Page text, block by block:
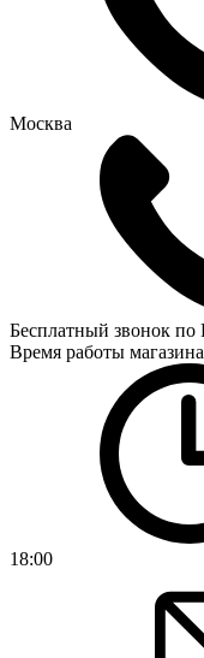
Москва
Бесплатный звонок по
Время работы
18:00